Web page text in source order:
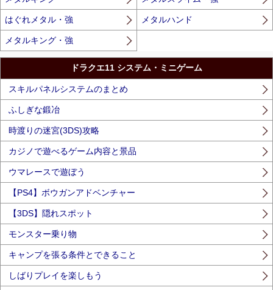
はぐれメタル・強 メタルハンド
メタルキング・強
ドラクエ11 システム・ミニゲーム
スキルパネルシステムのまとめ
ふしぎな鍛冶
時渡りの迷宮(3DS)攻略
カジノで遊べるゲーム内容と景品
ウマレースで遊ぼう
【PS4】ボウガンアドベンチャー
【3DS】隠れスポット
モンスター乗り物
キャンプを張る条件とできること
しばりプレイを楽しもう